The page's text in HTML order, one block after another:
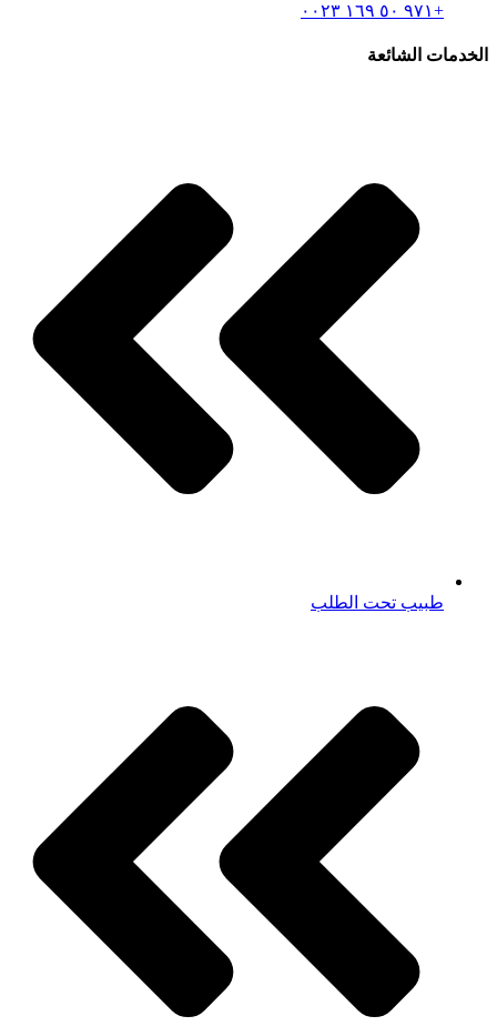
+۹۷۱ ٥۰ ۱٦۹ ۰۰۲۳
الخدمات الشائعة
طبيب تحت الطلب